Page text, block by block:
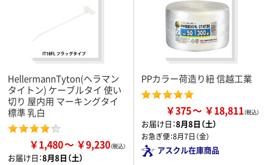
HellermannTyton(ヘラマン
タイトン) ケーブルタイ 使い
切り 屋内用 マーキングタイ
標準 乳白
￥1,480 ￥9,230
お届け日：8月8日（土）
PPカラー荷造り紐 信越工業
￥375 ￥18,811
お届け日：8月8日（土）
お急ぎ便：8月7日（金）
アスクル在庫商品